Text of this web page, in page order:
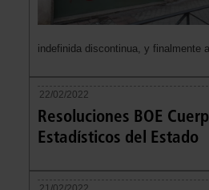
indefinida discontinua, y finalmente
22/02/2022
Resoluciones BOE
Estadísticos del Estado